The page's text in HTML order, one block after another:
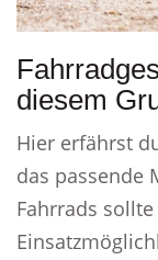
diesem
Hier erfährst
das passende
Fahrrads